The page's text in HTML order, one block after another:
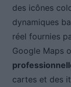
des icônes
dynamiques
réel fournies
Google Maps
cartes et des